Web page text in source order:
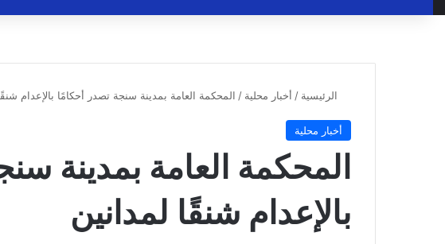
الرئيسية / أخبار محلية / المحكمة العامة بمدينة سنجة تصدر أحكامًا بالإعدام
أخبار محلية
المحكمة العامة بمدينة
بالإعدام شنقًا لمدانين